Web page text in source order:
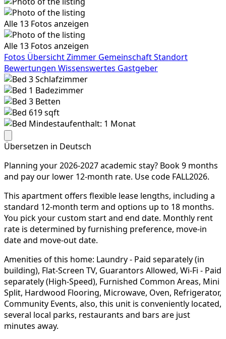
Alle 13 Fotos anzeigen
Alle 13 Fotos anzeigen
Fotos ÜbersichtZimmer GemeinschaftStandort
Bewertungen Wissenswertes Gastgeber
3Schlafzimmer
1 Badezimmer
3 Betten
619 sqft
Mindestaufenthalt: 1 Monat
Übersetzen in Deutsch
Planning your 2026-2027 academic stay? Book 9 months
and pay our lower 12-month rate. Use code FALL2026.
This apartment offers flexible lease lengths, including a
standard 12-month term and options up to 18 months.
You pick your custom start and end date. Monthly rent
rate is determined by furnishing preference, move-in
date and move-out date.
Amenities of this home: Laundry - Paid separately (in
building), Flat-Screen TV, Guarantors Allowed, Wi-Fi - Paid
separately (High-Speed), Furnished Common Areas, Mini
Split, Hardwood Flooring, Microwave, Oven, Refrigerator,
Community Events, also, this unit is conveniently located,
several local parks, restaurants and bars are just
minutes away.